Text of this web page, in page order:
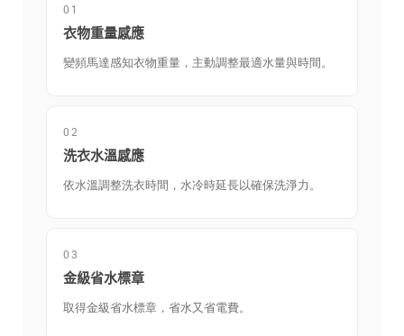
01
衣物重量感應
變頻馬達感知衣物重量，主動調整最適水量與時間。
02
洗衣水溫感應
依水溫調整洗衣時間，水冷時延長以確保洗淨力。
03
金級省水標章
取得金級省水標章，省水又省電費。